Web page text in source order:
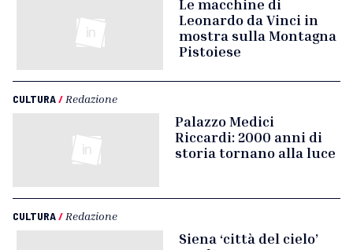
Le macchine di
Leonardo da Vinci in
mostra sulla Montagna
Pistoiese
CULTURA/ Redazione
Palazzo Medici
Riccardi: 2000 anni di
storia tornano alla luce
CULTURA/ Redazione
Siena ‘città del cielo’